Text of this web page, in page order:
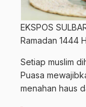
EKSPOS
Ramadan 1444
Setiap muslim
Puasa
menahan haus